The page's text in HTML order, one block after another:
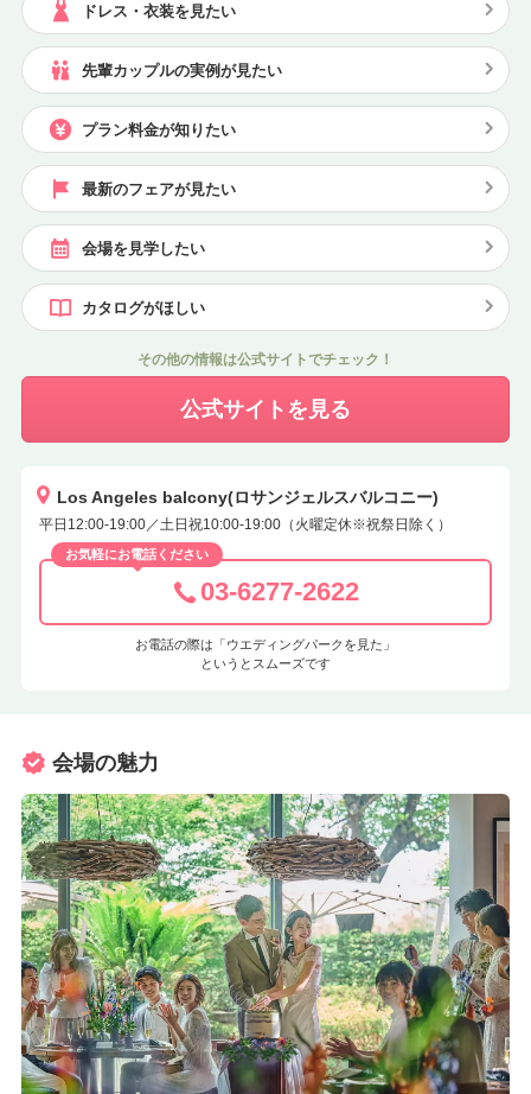
ドレス・衣装を見たい
先輩カップルの実例が見たい
プラン料金が知りたい
最新のフェアが見たい
会場を見学したい
カタログがほしい
その他の情報は公式サイトでチェック！
公式サイトを見る
Los Angeles balcony(ロサンジェルスバルコニー)
平日12:00-19:00／土日祝10:00-19:00（火曜定休※祝祭日除く）
お気軽にお電話ください
03-6277-2622
お電話の際は「ウエディングパークを見た」
というとスムーズです
会場の魅力